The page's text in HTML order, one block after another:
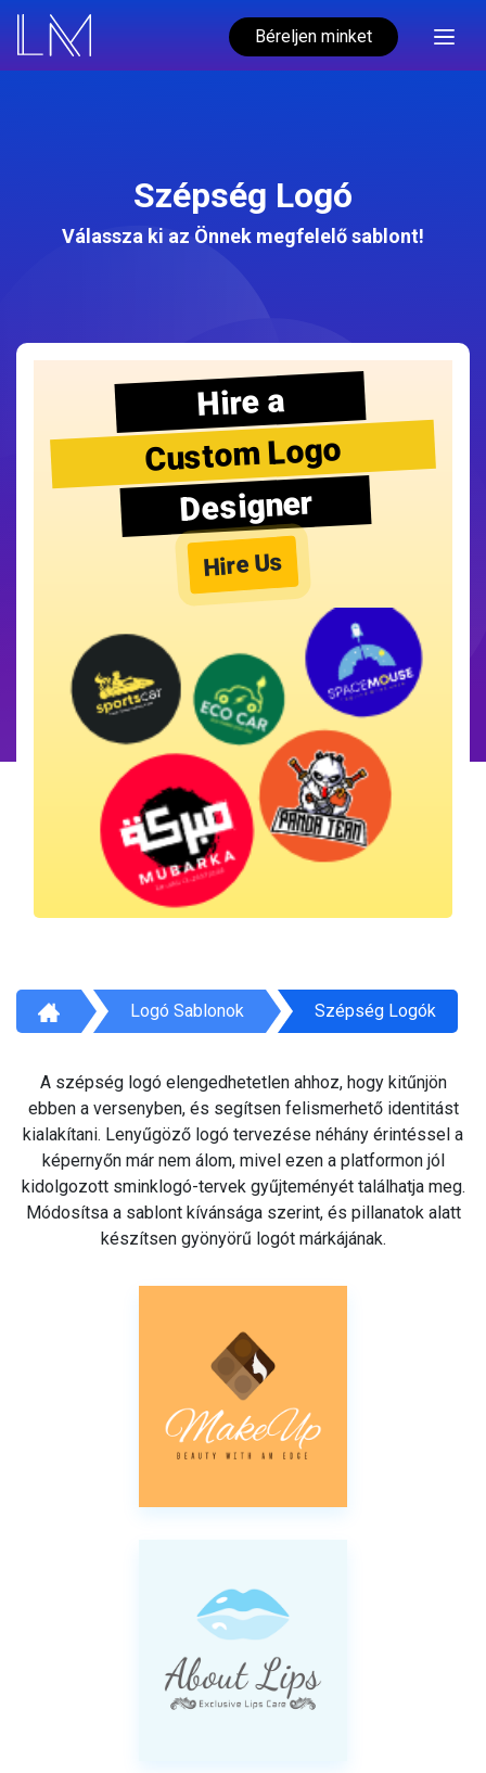
Béreljen minket
Szépség Logó
Válassza ki az Önnek megfelelő sablont!
Hire a
Custom Logo
Designer
Hire Us
Logó Sablonok Szépség Logók
A szépség logó elengedhetetlen ahhoz, hogy kitűnjön
ebben a versenyben, és segítsen felismerhető identitást
kialakítani. Lenyűgöző logó tervezése néhány érintéssel a
képernyőn már nem álom, mivel ezen a platformon jól
kidolgozott sminklogó-tervek gyűjteményét találhatja meg.
Módosítsa a sablont kívánsága szerint, és pillanatok alatt
készítsen gyönyörű logót márkájának.